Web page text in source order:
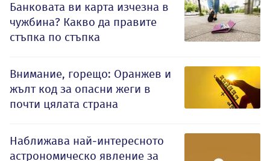
Банковата ви карта изчезна в
чужбина? Какво да правите
стъпка по стъпка
Внимание, горещо: Оранжев и
жълт код за опасни жеги в
почти цялата страна
Наближава най-интересното
астрономическо явление за